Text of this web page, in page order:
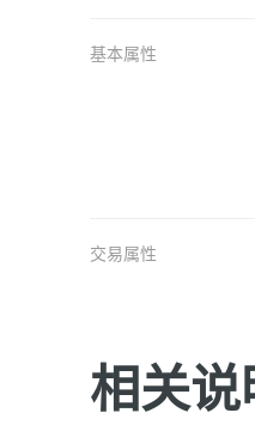
基本属性
交易属性
相关说